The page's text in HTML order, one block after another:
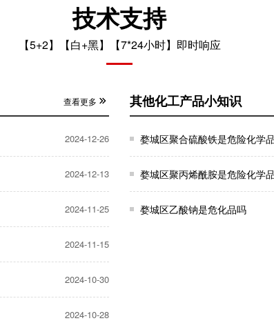
技术支持
【5+2】【白+黑】【7*24小时】即时响应
查看更多
2024-12-26
2024-12-13
2024-11-25
2024-11-15
2024-10-30
2024-10-28
其他化工产品小知识
婺城区聚合硫酸铁是危险化学
婺城区聚丙烯酰胺是危险化学
婺城区乙酸钠是危化品吗